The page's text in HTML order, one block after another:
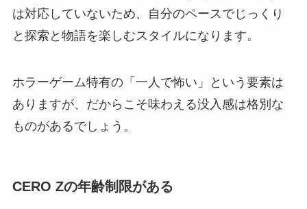
は対応していないため、自分のペースでじっくり
と探索と物語を楽しむスタイルになります。
ホラーゲーム特有の「一人で怖い」という要素は
ありますが、だからこそ味わえる没入感は格別な
ものがあるでしょう。
CERO Zの年齢制限がある